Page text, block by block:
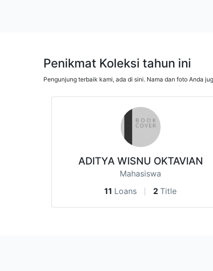
Penikmat Koleksi tahun ini
Pengunjung terbaik kami, ada di sini. Nama dan foto Anda
ADITYA WISNU OKTAVIAN
Mahasiswa
11 Loans 2 Title